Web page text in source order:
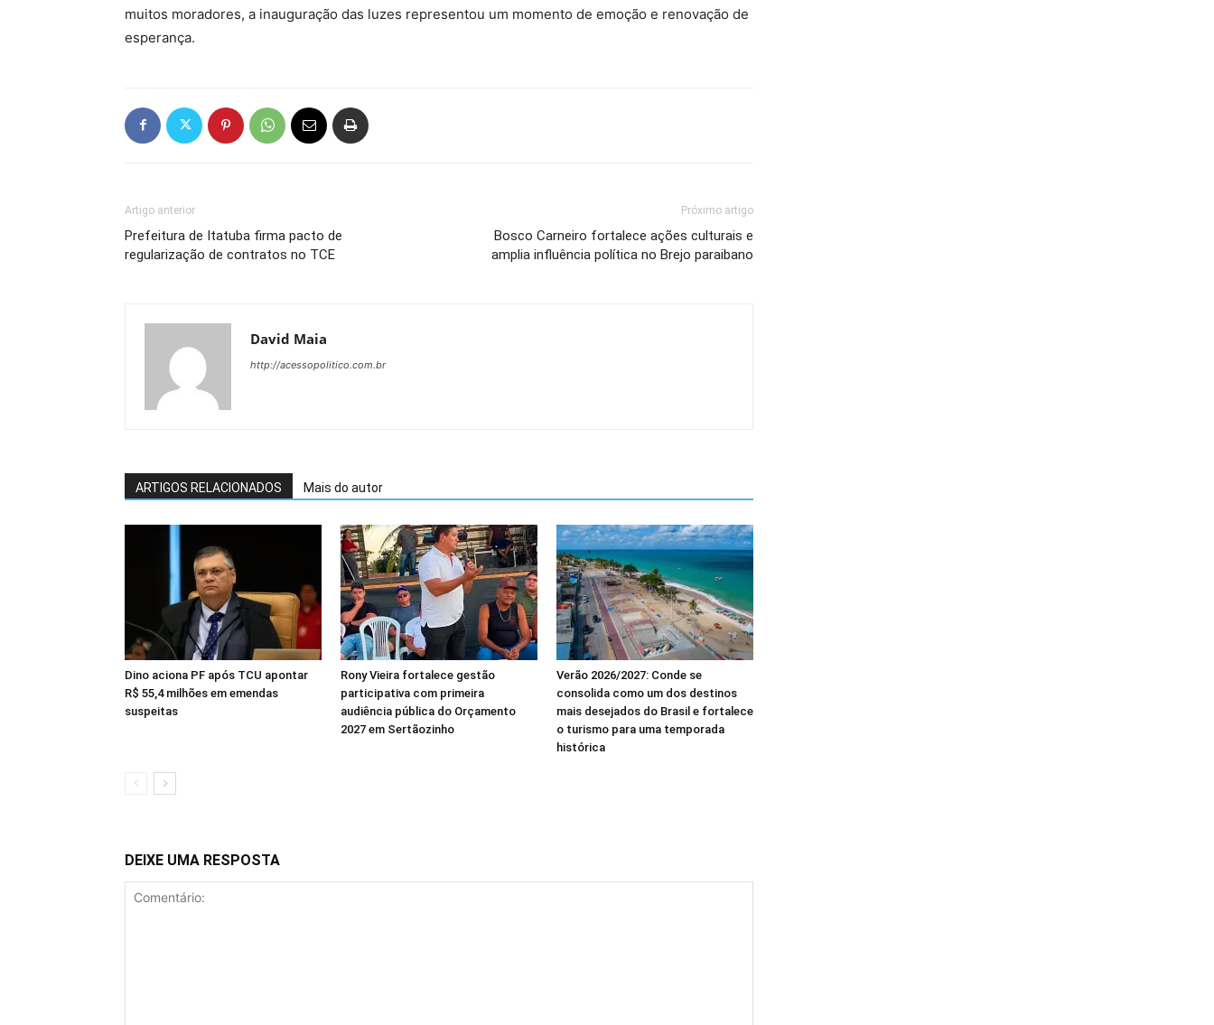
muitos moradores, a inauguração das luzes representou um momento de emoção e renovação de
esperança.
Artigo anterior
Prefeitura de Itatuba firma pacto de
regularização de contratos no TCE
Próximo artigo
Bosco Carneiro fortalece ações culturais e
amplia influência política no Brejo paraibano
David Maia
http://acessopolitico.com.br
ARTIGOS RELACIONADOS Mais do autor
Dino aciona PF após TCU apontar
R$ 55,4 milhões em emendas
suspeitas
Rony Vieira fortalece gestão
participativa com primeira
audiência pública do Orçamento
2027 em Sertãozinho
Verão 2026/2027: Conde se
consolida como um dos destinos
mais desejados do Brasil e fortalece
o turismo para uma temporada
histórica
DEIXE UMA RESPOSTA